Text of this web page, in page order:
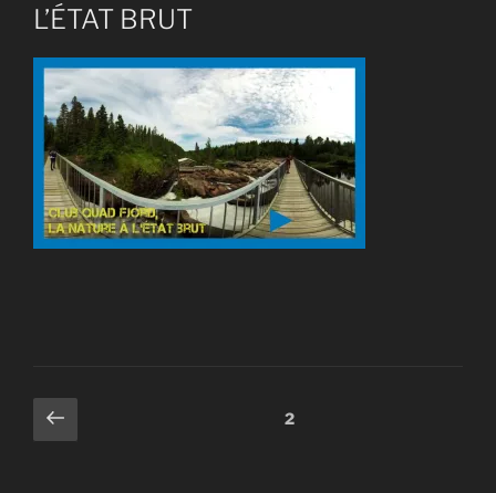
L’ÉTAT BRUT
Pagination
des
Page
précédente
Page2